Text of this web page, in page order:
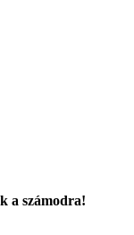
a számodra!